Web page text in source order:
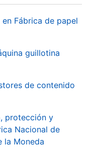
Fábrica de papel
guillotina
de contenido
protección y
Nacional de
la Moneda